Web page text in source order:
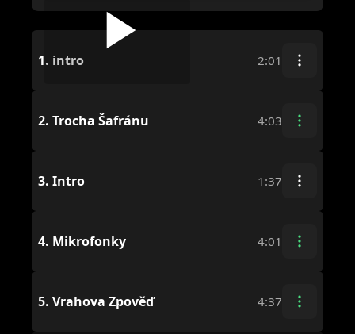
1. intro 2:01
2. Trocha Šafránu 4:03
3. Intro 1:37
4. Mikrofonky 4:01
5. Vrahova Zpověď 4:37